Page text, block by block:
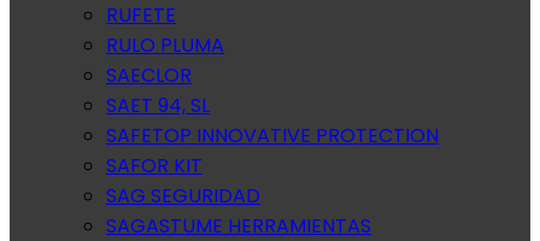
RUFETE
RULO PLUMA
SAECLOR
SAET 94, SL
SAFETOP INNOVATIVE PROTECTION
SAFOR KIT
SAG SEGURIDAD
SAGASTUME HERRAMIENTAS